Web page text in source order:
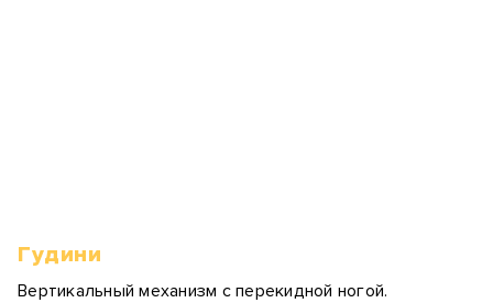
Гудини
Вертикальный механизм с перекидной ногой.